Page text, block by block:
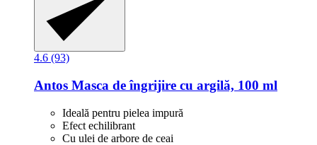
4.6 (93)
Antos Masca de îngrijire cu argilă, 100 ml
Ideală pentru pielea impură
Efect echilibrant
Cu ulei de arbore de ceai